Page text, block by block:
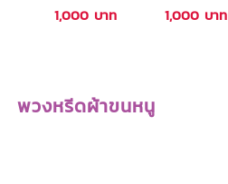
1,000 บาท 1,000 บาท
พวงหรีดผ้าขนหนู